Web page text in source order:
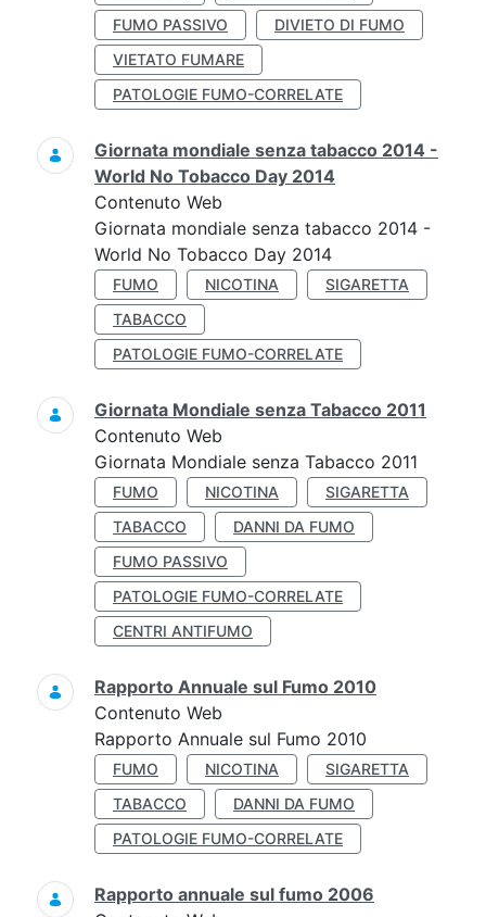
FUMO PASSIVO
DIVIETO DI FUMO
VIETATO FUMARE
PATOLOGIE FUMO-CORRELATE
Giornata mondiale senza tabacco 2014 -
World No Tobacco Day 2014
Contenuto Web
Giornata mondiale senza tabacco 2014 -
World No Tobacco Day 2014
FUMO NICOTINA
SIGARETTA
TABACCO
PATOLOGIE FUMO-CORRELATE
Giornata Mondiale senza Tabacco 2011
Contenuto Web
Giornata Mondiale senza Tabacco 2011
FUMO NICOTINA
SIGARETTA
TABACCO
DANNI DA FUMO
FUMO PASSIVO
PATOLOGIE FUMO-CORRELATE
CENTRI ANTIFUMO
Rapporto Annuale sul Fumo 2010
Contenuto Web
Rapporto Annuale sul Fumo 2010
FUMO NICOTINA
SIGARETTA
TABACCO
DANNI DA FUMO
PATOLOGIE FUMO-CORRELATE
Rapporto annuale sul fumo 2006